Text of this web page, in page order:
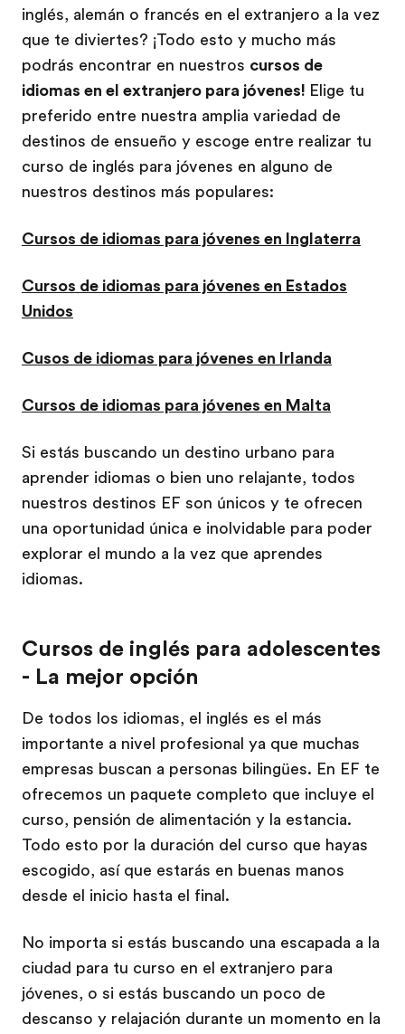
inglés, alemán o francés en el extranjero a la vez
que te diviertes? ¡Todo esto y mucho más
podrás encontrar en nuestros cursos de
idiomas en el extranjero para jóvenes! Elige tu
preferido entre nuestra amplia variedad de
destinos de ensueño y escoge entre realizar tu
curso de inglés para jóvenes en alguno de
nuestros destinos más populares:
Cursos de idiomas para jóvenes en Inglaterra
Cursos de idiomas para jóvenes en Estados
Unidos
Cusos de idiomas para jóvenes en Irlanda
Cursos de idiomas para jóvenes en Malta
Si estás buscando un destino urbano para
aprender idiomas o bien uno relajante, todos
nuestros destinos EF son únicos y te ofrecen
una oportunidad única e inolvidable para poder
explorar el mundo a la vez que aprendes
idiomas.
Cursos de inglés para adolescentes
- La mejor opción
De todos los idiomas, el inglés es el más
importante a nivel profesional ya que muchas
empresas buscan a personas bilingües. En EF te
ofrecemos un paquete completo que incluye el
curso, pensión de alimentación y la estancia.
Todo esto por la duración del curso que hayas
escogido, así que estarás en buenas manos
desde el inicio hasta el final.
No importa si estás buscando una escapada a la
ciudad para tu curso en el extranjero para
jóvenes, o si estás buscando un poco de
descanso y relajación durante un momento en la